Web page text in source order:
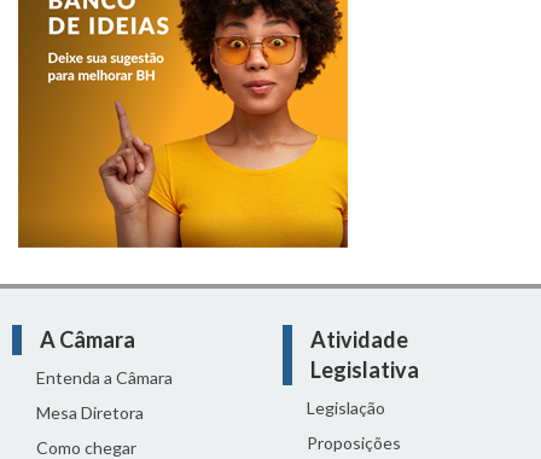
A Câmara
Entenda a Câmara
Mesa Diretora
Como chegar
Atividade
Legislativa
Legislação
Proposições